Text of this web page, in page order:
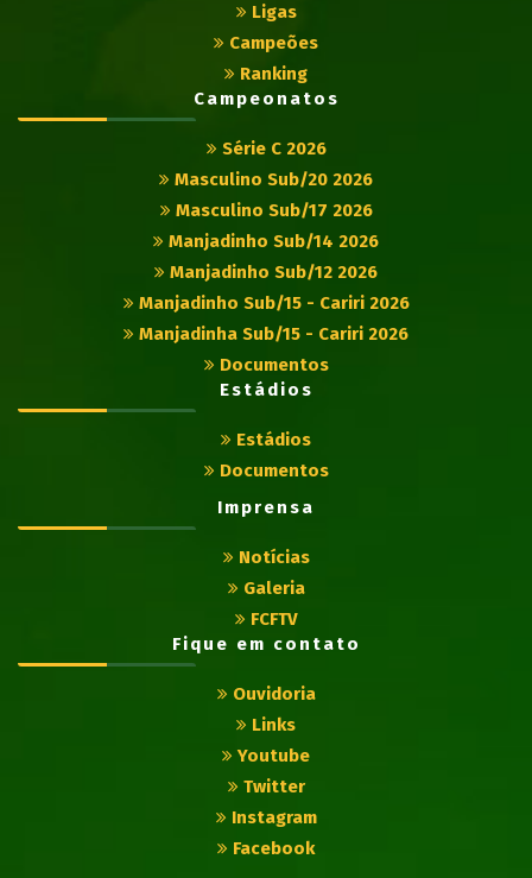
Ligas
Campeões
Ranking
Campeonatos
Série C 2026
Masculino Sub/20 2026
Masculino Sub/17 2026
Manjadinho Sub/14 2026
Manjadinho Sub/12 2026
Manjadinho Sub/15 - Cariri 2026
Manjadinha Sub/15 - Cariri 2026
Documentos
Estádios
Estádios
Documentos
Imprensa
Notícias
Galeria
FCFTV
Fique em contato
Ouvidoria
Links
Youtube
Twitter
Instagram
Facebook